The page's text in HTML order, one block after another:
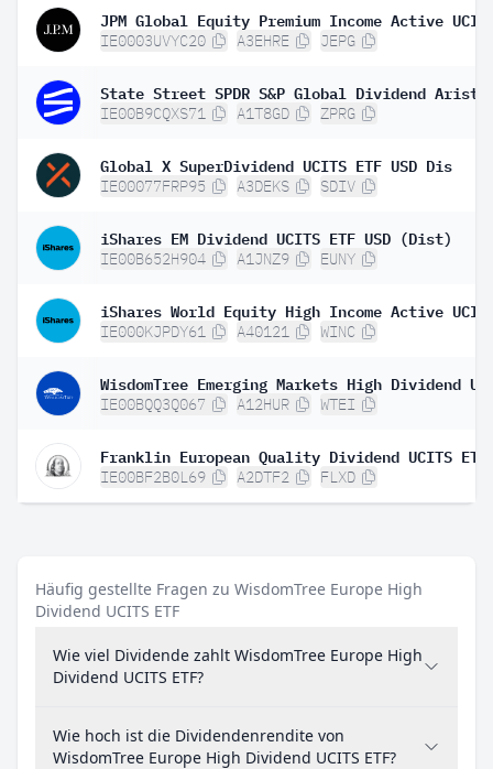
IE0003UVYC20 A3EHRE JEPG
IE00B9CQXS71 A1T8GD ZPRG
Global X SuperDividend UCITS ETF USD Dis
IE00077FRP95 A3DEKS SDIV
iShares EM Dividend UCITS ETF USD (Dist)
IE00B652H904 A1JNZ9 EUNY
IE000KJPDY61 A40121 WINC
IE00BQQ3Q067 A12HUR WTEI
Franklin European Quality Dividend UCITS ETF
IE00BF2B0L69 A2DTF2 FLXD
Häufig gestellte Fragen zu WisdomTree Europe High
Dividend UCITS ETF
Wie viel Dividende zahlt WisdomTree Europe High
Dividend UCITS ETF?
Wie hoch ist die Dividendenrendite von
WisdomTree Europe High Dividend UCITS ETF?